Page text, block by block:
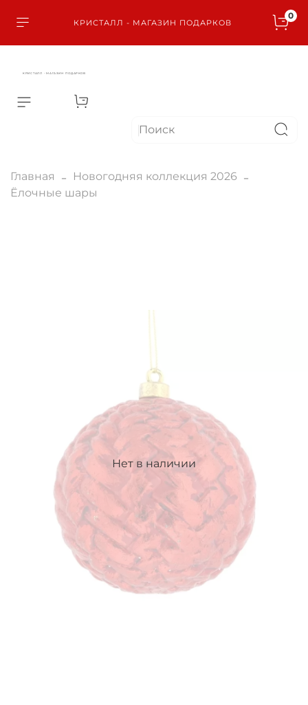
КРИСТАЛЛ - МАГАЗИН ПОДАРКОВ
0
КРИСТАЛЛ - МАГАЗИН ПОДАРКОВ
Главная
Новогодняя коллекция 2026
Ёлочные шары
Нет в наличии